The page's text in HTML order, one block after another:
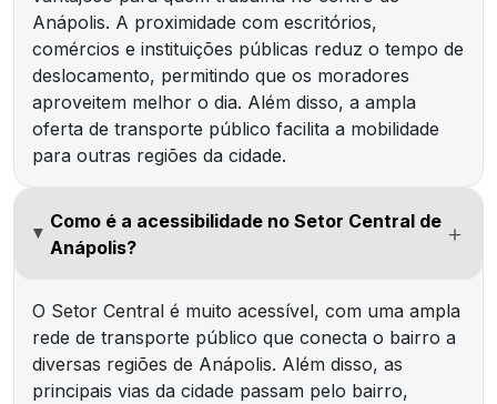
Anápolis. A proximidade com escritórios,
comércios e instituições públicas reduz o tempo de
deslocamento, permitindo que os moradores
aproveitem melhor o dia. Além disso, a ampla
oferta de transporte público facilita a mobilidade
para outras regiões da cidade.
Como é a acessibilidade no Setor Central de
Anápolis?
O Setor Central é muito acessível, com uma ampla
rede de transporte público que conecta o bairro a
diversas regiões de Anápolis. Além disso, as
principais vias da cidade passam pelo bairro,